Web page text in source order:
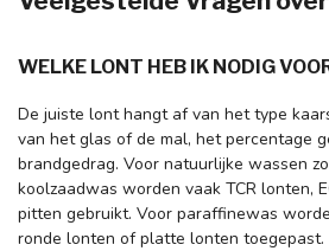
WELKE LONT HEB IK NODIG
De juiste lont hangt af van het type
van het glas of de mal, het percentage
brandgedrag. Voor natuurlijke wassen
koolzaadwas worden vaak TCR lonten,
pitten gebruikt. Voor paraffinewas
ronde lonten of platte lonten toegepast.